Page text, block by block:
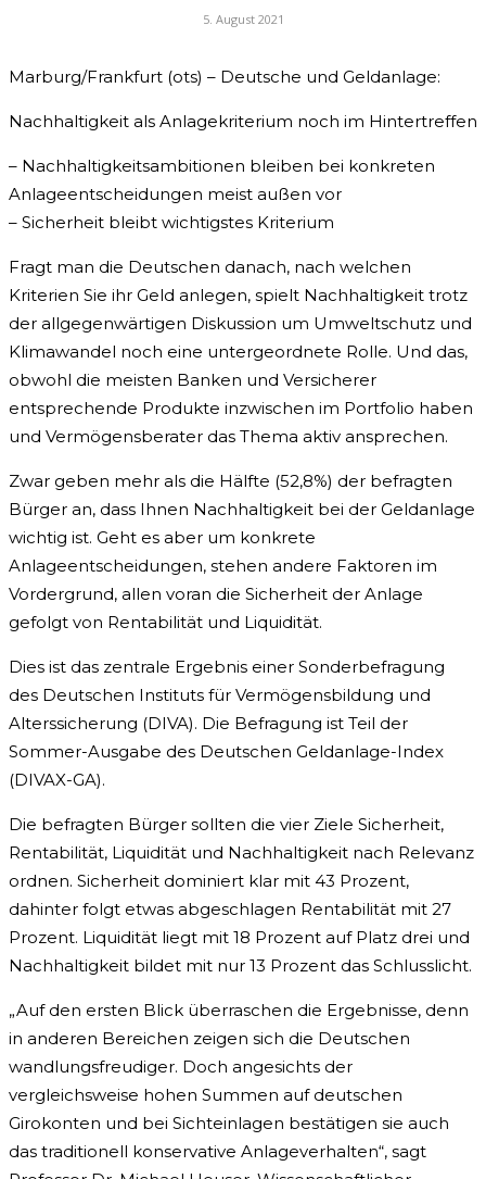
5. August 2021
Marburg/Frankfurt (ots) – Deutsche und Geldanlage:
Nachhaltigkeit als Anlagekriterium noch im Hintertreffen
– Nachhaltigkeitsambitionen bleiben bei konkreten
Anlageentscheidungen meist außen vor
– Sicherheit bleibt wichtigstes Kriterium
Fragt man die Deutschen danach, nach welchen
Kriterien Sie ihr Geld anlegen, spielt Nachhaltigkeit trotz
der allgegenwärtigen Diskussion um Umweltschutz und
Klimawandel noch eine untergeordnete Rolle. Und das,
obwohl die meisten Banken und Versicherer
entsprechende Produkte inzwischen im Portfolio haben
und Vermögensberater das Thema aktiv ansprechen.
Zwar geben mehr als die Hälfte (52,8%) der befragten
Bürger an, dass Ihnen Nachhaltigkeit bei der Geldanlage
wichtig ist. Geht es aber um konkrete
Anlageentscheidungen, stehen andere Faktoren im
Vordergrund, allen voran die Sicherheit der Anlage
gefolgt von Rentabilität und Liquidität.
Dies ist das zentrale Ergebnis einer Sonderbefragung
des Deutschen Instituts für Vermögensbildung und
Alterssicherung (DIVA). Die Befragung ist Teil der
Sommer-Ausgabe des Deutschen Geldanlage-Index
(DIVAX-GA).
Die befragten Bürger sollten die vier Ziele Sicherheit,
Rentabilität, Liquidität und Nachhaltigkeit nach Relevanz
ordnen. Sicherheit dominiert klar mit 43 Prozent,
dahinter folgt etwas abgeschlagen Rentabilität mit 27
Prozent. Liquidität liegt mit 18 Prozent auf Platz drei und
Nachhaltigkeit bildet mit nur 13 Prozent das Schlusslicht.
„Auf den ersten Blick überraschen die Ergebnisse, denn
in anderen Bereichen zeigen sich die Deutschen
wandlungsfreudiger. Doch angesichts der
vergleichsweise hohen Summen auf deutschen
Girokonten und bei Sichteinlagen bestätigen sie auch
das traditionell konservative Anlageverhalten“, sagt